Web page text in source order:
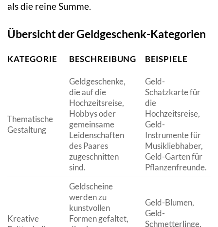
als die reine Summe.
Übersicht der Geldgeschenk-Kategorien
KATEGORIE BESCHREIBUNG BEISPIELE
Thematische
Gestaltung
Geldgeschenke,
die auf die
Hochzeitsreise,
Hobbys oder
gemeinsame
Leidenschaften
des Paares
zugeschnitten
sind.
Geld-
Schatzkarte für
die
Hochzeitsreise,
Geld-
Instrumente für
Musikliebhaber,
Geld-Garten für
Pflanzenfreunde.
Kreative
Geldscheine
werden zu
kunstvollen
Formen gefaltet,
Geld-Blumen,
Geld-
Schmetterlinge,